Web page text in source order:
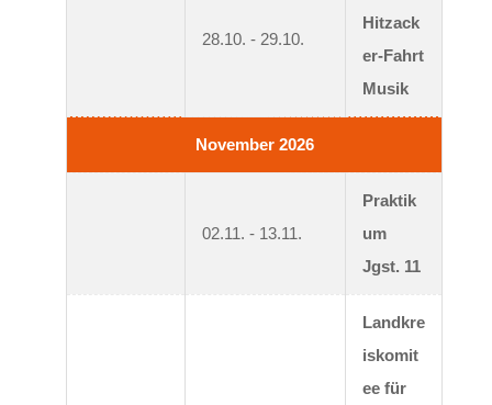
28.10. - 29.10.
Hitzack
er-Fahrt
Musik
November 2026
02.11. - 13.11.
Praktik
um
Jgst. 11
Landkre
iskomit
ee für